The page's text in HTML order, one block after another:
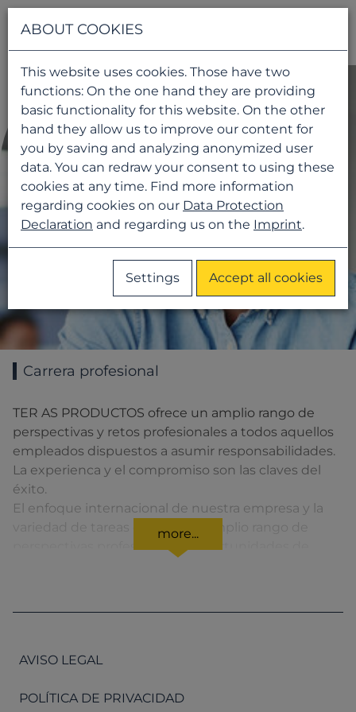
Carrera profesional
TER AS PRODUCTOS ofrece un amplio rango de
perspectivas y retos profesionales a todos aquellos
empleados dispuestos a asumir responsabilidades.
La experienca y el compromiso son las claves del
éxito.
El enfoque internacional de nuestra empresa y la
variedad de tareas ofrecen un amplio rango de
perspectivas profesionales y oportunidades de
de nuestro equipo en una empresa con orientación
opción para nuestros clientes y proveedores.
more...
AVISO LEGAL
POLÍTICA DE PRIVACIDAD
ABOUT COOKIES
This website uses cookies. Those have two
functions: On the one hand they are providing
basic functionality for this website. On the other
hand they allow us to improve our content for
you by saving and analyzing anonymized user
data. You can redraw your consent to using these
cookies at any time. Find more information
regarding cookies on our Data Protection
Declaration and regarding us on the Imprint.
Settings Accept all cookies